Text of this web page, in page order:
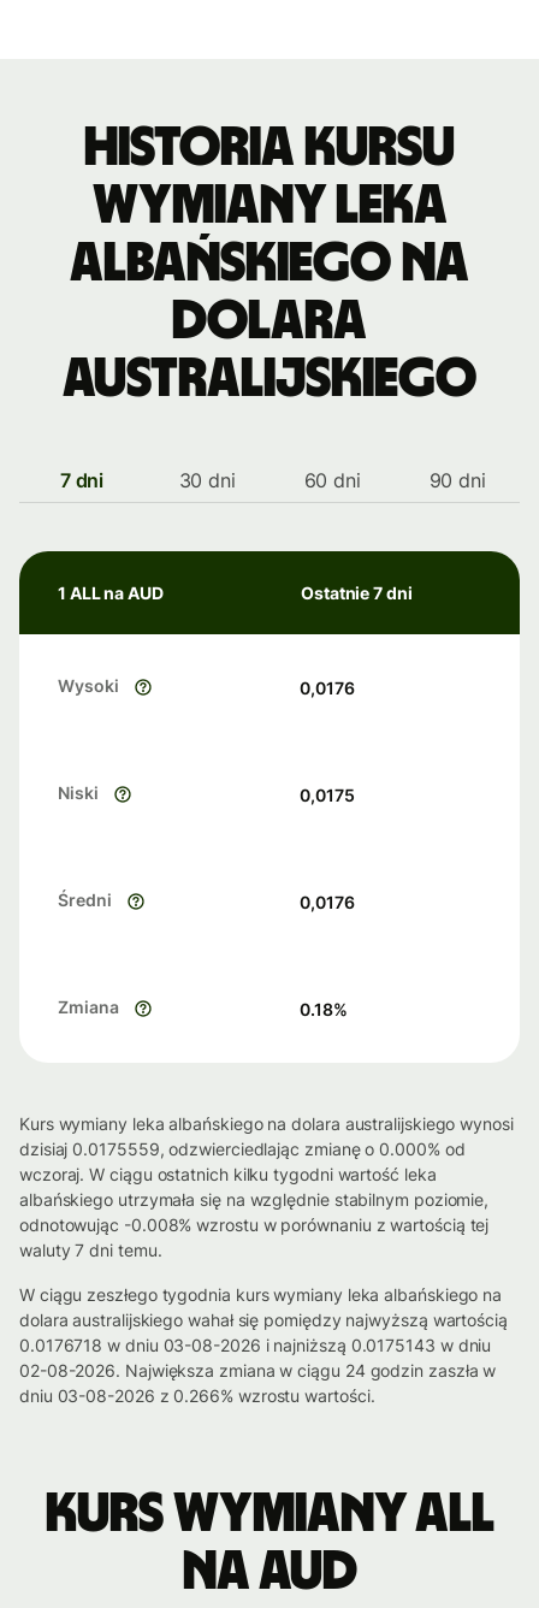
Historia kursu
wymiany leka
albańskiego na
dolara
australijskiego
7 dni 30 dni 60 dni 90 dni
1 ALL na AUD Ostatnie 7 dni
Wysoki 0,0176
Niski 0,0175
Średni 0,0176
Zmiana 0.18%
Kurs wymiany leka albańskiego na dolara australijskiego wynosi
dzisiaj 0.0175559, odzwierciedlając zmianę o 0.000% od
wczoraj. W ciągu ostatnich kilku tygodni wartość leka
albańskiego utrzymała się na względnie stabilnym poziomie,
odnotowując -0.008% wzrostu w porównaniu z wartością tej
waluty 7 dni temu.
W ciągu zeszłego tygodnia kurs wymiany leka albańskiego na
dolara australijskiego wahał się pomiędzy najwyższą wartością
0.0176718 w dniu 03-08-2026 i najniższą 0.0175143 w dniu
02-08-2026. Największa zmiana w ciągu 24 godzin zaszła w
dniu 03-08-2026 z 0.266% wzrostu wartości.
Kurs wymiany ALL
na AUD